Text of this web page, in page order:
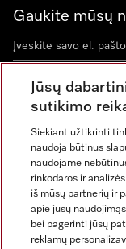
Gaukite mūsų
Rekvizitai
Jūsų
sutikimo
Siekiant užtikrinti
naudoja būtinus
naudojame
rinkodaros ir
iš mūsų partnerių ir
apie jūsų
bei pagerinti jūsų
reklamų